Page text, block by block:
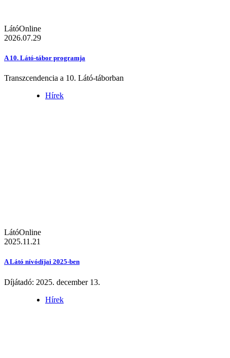
LátóOnline
2026.07.29
A 10. Látó-tábor programja
Transzcendencia a 10. Látó-táborban
Hírek
LátóOnline
2025.11.21
A Látó nívódíjai 2025-ben
Díjátadó: 2025. december 13.
Hírek